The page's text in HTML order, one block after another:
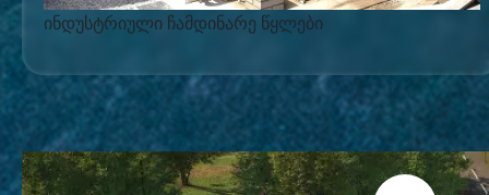
ინდუსტრიული ჩამდინარე წყლები